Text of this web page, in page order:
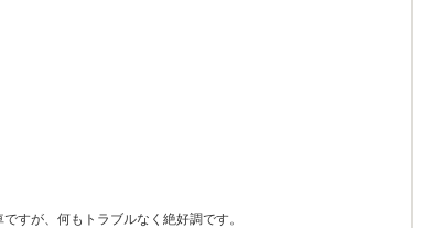
すが、何もトラブルなく絶好調です。